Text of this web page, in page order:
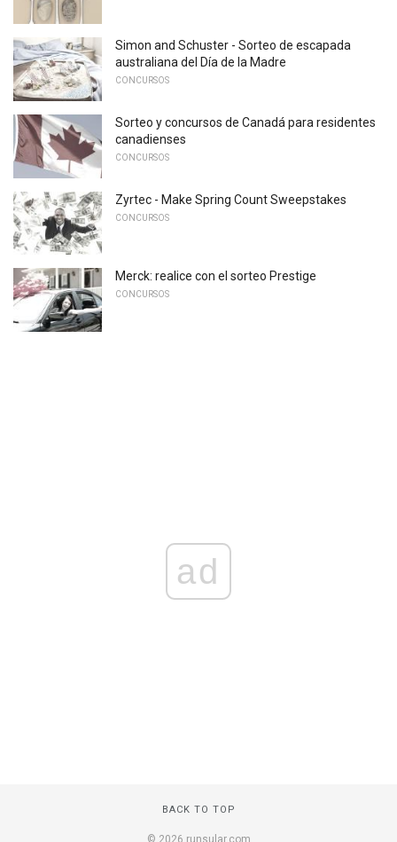
Simon and Schuster - Sorteo de escapada
australiana del Día de la Madre
CONCURSOS
Sorteo y concursos de Canadá para residentes
canadienses
CONCURSOS
Zyrtec - Make Spring Count Sweepstakes
CONCURSOS
Merck: realice con el sorteo Prestige
CONCURSOS
ad
BACK TO TOP
© 2026 runsular.com